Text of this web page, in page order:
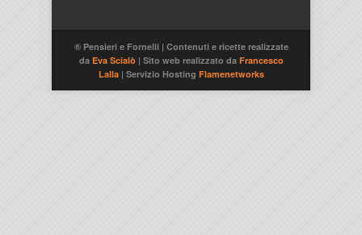
® Pensieri e Fornelli | Contenuti e ricette realizzate
da Eva Scialò | Sito web realizzato da Francesco
Lalla | Servizio Hosting Flamenetworks